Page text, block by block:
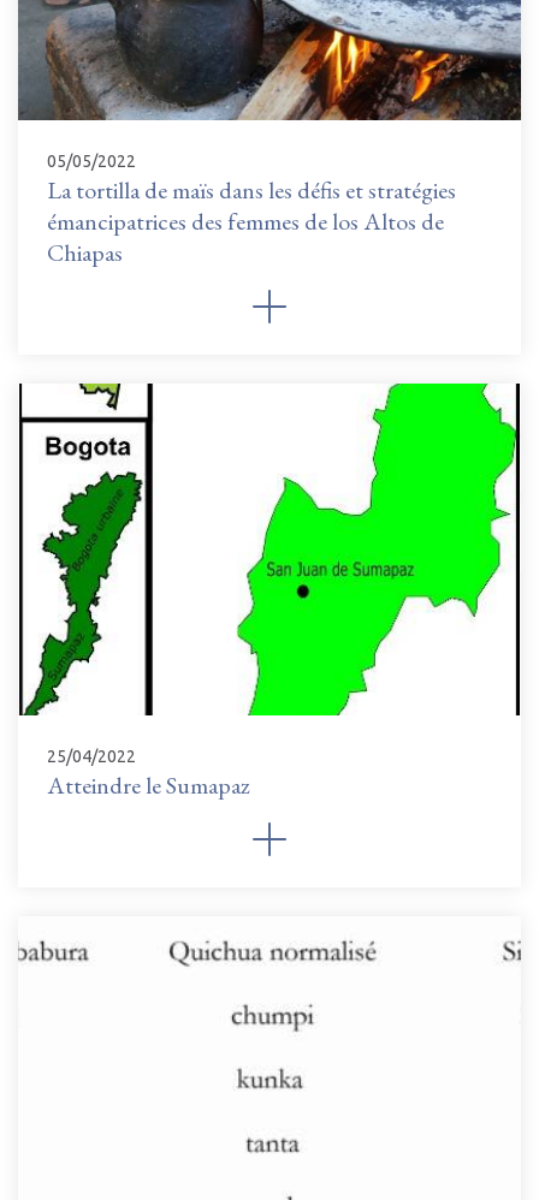
05/05/2022
La tortilla de maïs dans les défis et stratégies
émancipatrices des femmes de los Altos de
Chiapas
25/04/2022
Atteindre le Sumapaz